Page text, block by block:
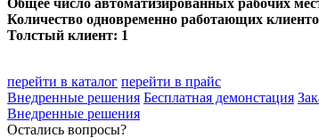
Количество одновременно работающих
Толстый клиент: 1
перейти в каталог перейти в прайс
Внедренные решения Бесплатная демонстация
Внедренные решения
Остались вопросы?